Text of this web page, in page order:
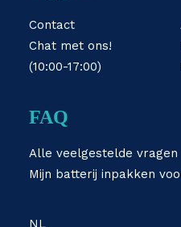
Contact
Chat met ons!
(10:00-17:00)
FAQ
Alle veelgestelde vragen
Mijn batterij inpakken
NL